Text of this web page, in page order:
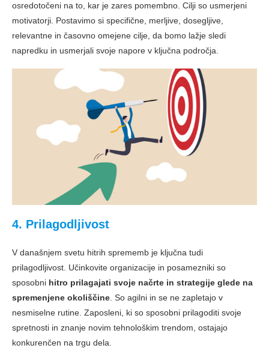
osredotočeni na to, kar je zares pomembno. Cilji so usmerjeni
motivatorji. Postavimo si specifične, merljive, dosegljive,
relevantne in časovno omejene cilje, da bomo lažje sledi
napredku in usmerjali svoje napore v ključna področja.
4. Prilagodljivost
V današnjem svetu hitrih sprememb je ključna tudi
prilagodljivost. Učinkovite organizacije in posamezniki so
sposobni hitro prilagajati svoje načrte in strategije glede na
spremenjene okoliščine . So agilni in se ne zapletajo v
nesmiselne rutine. Zaposleni, ki so sposobni prilagoditi svoje
spretnosti in znanje novim tehnološkim trendom, ostajajo
konkurenčen na trgu dela.